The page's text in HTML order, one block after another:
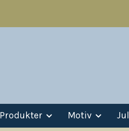
Produkter Motiv Jul